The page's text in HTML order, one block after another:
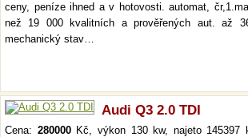
ceny, peníze ihned a v hotovosti. automat,
než 19 000 kvalitních a prověřených aut. až
mechanický stav…
Audi Q3 2.0 TDI
Cena: 280000Kč, výkon 130 kw, najeto 145397